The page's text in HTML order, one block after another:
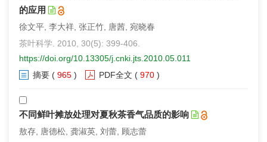
的应用
徐文平, 李大祥, 张正竹, 唐茜, 宛晓春
茶叶科学. 2010, 30(5): 399-406.
https://doi.org/10.13305/j.cnki.jts.2010.05.011
摘要 ( 965 ) PDF全文 ( 970 )
不同鲜叶摊放处理对夏秋茶香气品质的影响
敖存, 唐德松, 龚淑英, 刘蕾, 顾志蕾